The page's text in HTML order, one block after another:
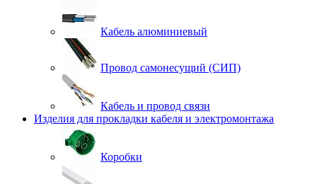
Кабель алюминиевый
Провод самонесущий (СИП)
Кабель и провод связи
Изделия для прокладки кабеля и электромонтажа
Коробки